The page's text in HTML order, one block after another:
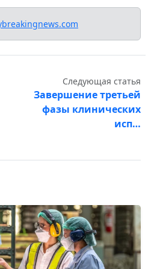
Следующая статья
Завершение третьей
фазы клинических
исп…